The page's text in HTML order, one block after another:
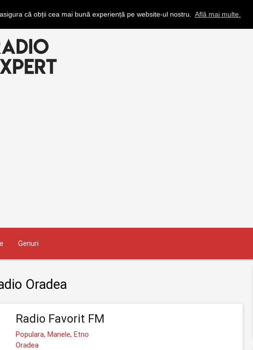
că obții cea mai bună experiență pe website-ul nostru. Află mai multe.
Genuri
Oradea
Radio Favorit FM
Populara, Manele, Etno
Oradea